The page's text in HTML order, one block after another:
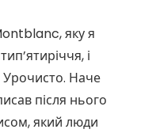
яку я
і
Урочисто. Наче
після нього
який люди